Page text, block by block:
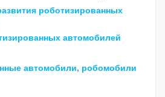
роботизированных
автомобилей
автомобили, робомобили